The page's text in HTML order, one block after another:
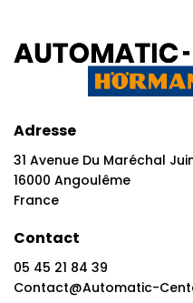
Adresse
31 Avenue Du Maréchal
16000 Angoulême
France
Contact
05 45 21 84 39
Contact@automatic-